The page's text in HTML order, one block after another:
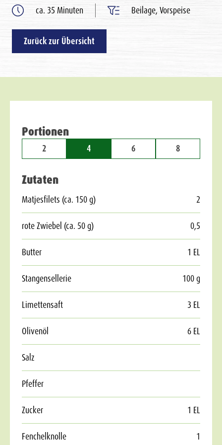
ca. 35 Minuten Beilage, Vorspeise
Zurück zur Übersicht
Portionen
2 4 6 8
Zutaten
Matjesfilets (ca. 150 g) 2
rote Zwiebel (ca. 50 g) 0,5
Butter 1 EL
Stangensellerie 100 g
Limettensaft 3 EL
Olivenöl 6 EL
Salz
Pfeffer
Zucker 1 EL
Fenchelknolle 1